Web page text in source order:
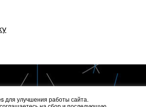
для улучшения работы сайта.